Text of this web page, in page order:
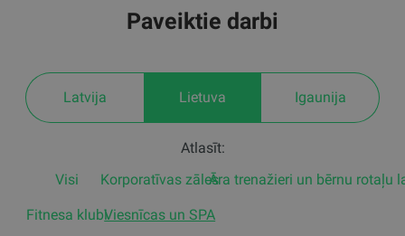
Paveiktie darbi
Latvija Lietuva Igaunija
Atlasīt:
Visi
Fitnesa klubi
Korporatīvas zāles
Viesnīcas un SPA
Āra trenažieri un bērnu rotaļu